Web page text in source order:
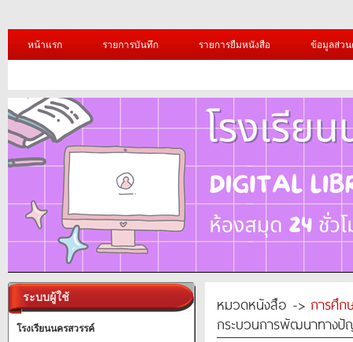
หน้าแรก รายการบันทึก รายการยืมหนังสือ ข้อมูลส่ว
ระบบผู้ใช้
โรงเรียนนครสวรรค์
หมวดหนังสือ -> การศึก
กระบวนการพัฒนาทาง